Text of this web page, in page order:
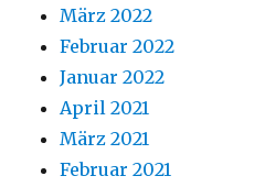
März 2022
Februar 2022
Januar 2022
April 2021
März 2021
Februar 2021